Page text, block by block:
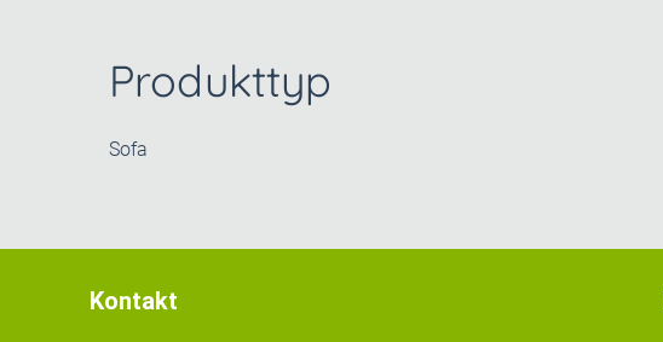
Produkttyp
Sofa
Kontakt